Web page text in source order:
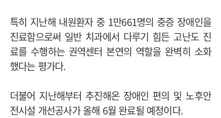
특히 지난해 내원환자 중 1만661명의 중증 장애인을
진료함으로써 일반 치과에서 다루기 힘든 고난도 진
료를 수행하는 권역센터 본연의 역할을 완벽히 소화
했다는 평가다.
더불어 지난해부터 추진해온 장애인 편의 및 노후안
전시설 개선공사가 올해 6월 완료될 예정이다.